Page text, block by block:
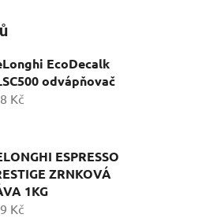
EcoDecalk
odvápňovač
Kč
ESPRESSO
ZRNKOVÁ
1KG
Kč